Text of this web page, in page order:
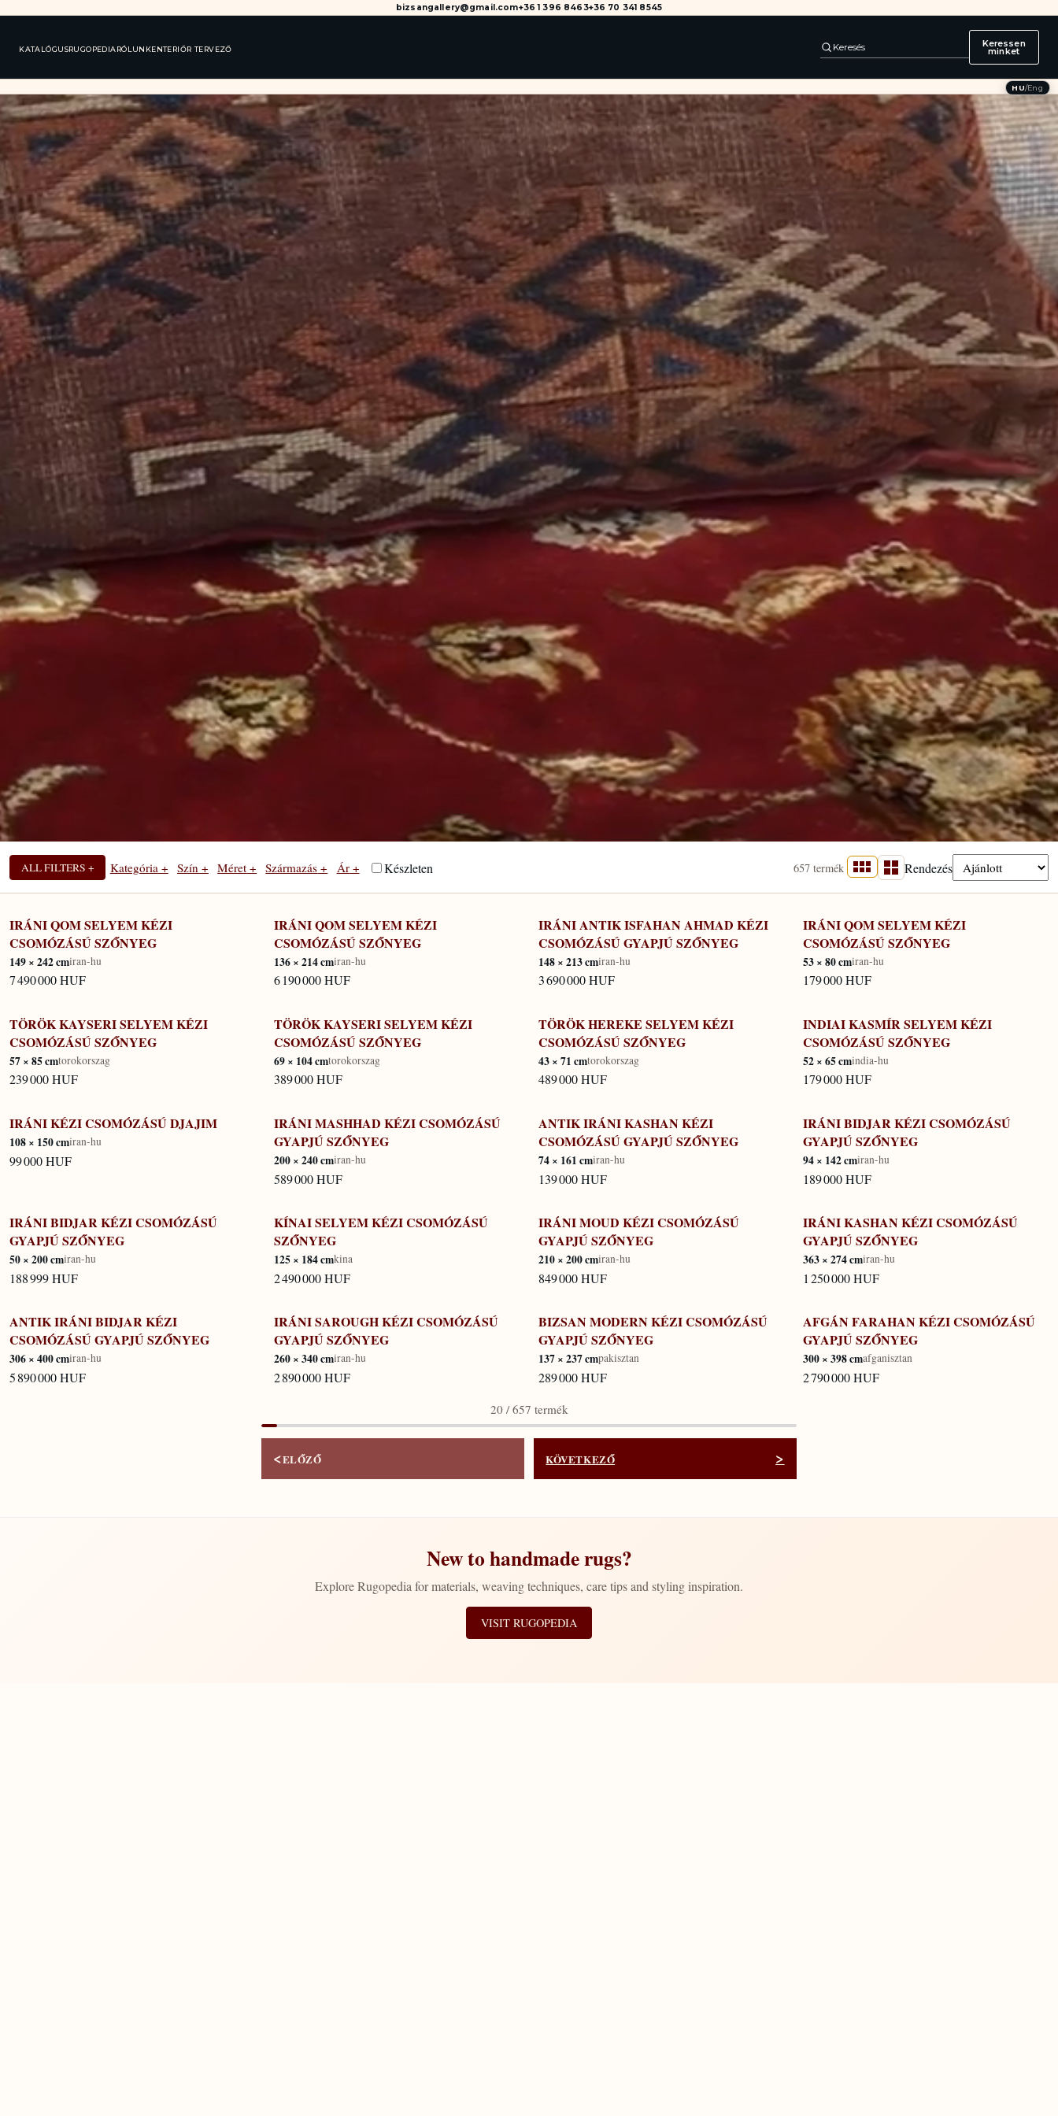
bizsangallery@gmail.com+36 1 396 8463+36 70 341 8545
KATALÓGUSRUGOPEDIARÓLUNKENTERIŐR TERVEZŐ Keresés Keressen
minket
HU/Eng
Shop All
ALL FILTERS + Kategória+ Szín+ Méret + Származás + Ár+ Készleten 657 termék Rendezés
KÉSZLETEN
IRÁNI QOM SELYEM KÉZI
CSOMÓZÁSÚ SZŐNYEG
149 × 242 cmiran-hu
7 490 000 HUF
KÉSZLETEN
IRÁNI QOM SELYEM KÉZI
CSOMÓZÁSÚ SZŐNYEG
136 × 214 cmiran-hu
6 190 000 HUF
KÉSZLETEN
IRÁNI ANTIK ISFAHAN AHMAD KÉZI
CSOMÓZÁSÚ GYAPJÚ SZŐNYEG
148 × 213 cmiran-hu
3 690 000 HUF
KÉSZLETEN
IRÁNI QOM SELYEM KÉZI
CSOMÓZÁSÚ SZŐNYEG
53 × 80 cmiran-hu
179 000 HUF
KÉSZLETEN
TÖRÖK KAYSERI SELYEM KÉZI
CSOMÓZÁSÚ SZŐNYEG
57 × 85 cmtorokorszag
239 000 HUF
KÉSZLETEN
TÖRÖK KAYSERI SELYEM KÉZI
CSOMÓZÁSÚ SZŐNYEG
69 × 104 cmtorokorszag
389 000 HUF
KÉSZLETEN
TÖRÖK HEREKE SELYEM KÉZI
CSOMÓZÁSÚ SZŐNYEG
43 × 71 cmtorokorszag
489 000 HUF
KÉSZLETEN
INDIAI KASMÍR SELYEM KÉZI
CSOMÓZÁSÚ SZŐNYEG
52 × 65 cmindia-hu
179 000 HUF
KÉSZLETEN
IRÁNI KÉZI CSOMÓZÁSÚ DJAJIM
108 × 150 cmiran-hu
99 000 HUF
KÉSZLETEN
IRÁNI MASHHAD KÉZI CSOMÓZÁSÚ
GYAPJÚ SZŐNYEG
200 × 240 cmiran-hu
589 000 HUF
KÉSZLETEN
ANTIK IRÁNI KASHAN KÉZI
CSOMÓZÁSÚ GYAPJÚ SZŐNYEG
74 × 161 cmiran-hu
139 000 HUF
KÉSZLETEN
IRÁNI BIDJAR KÉZI CSOMÓZÁSÚ
GYAPJÚ SZŐNYEG
94 × 142 cmiran-hu
189 000 HUF
KÉSZLETEN
IRÁNI BIDJAR KÉZI CSOMÓZÁSÚ
GYAPJÚ SZŐNYEG
50 × 200 cmiran-hu
188 999 HUF
KÉSZLETEN
KÍNAI SELYEM KÉZI CSOMÓZÁSÚ
SZŐNYEG
125 × 184 cmkina
2 490 000 HUF
KÉSZLETEN
IRÁNI MOUD KÉZI CSOMÓZÁSÚ
GYAPJÚ SZŐNYEG
210 × 200 cmiran-hu
849 000 HUF
KÉSZLETEN
IRÁNI KASHAN KÉZI CSOMÓZÁSÚ
GYAPJÚ SZŐNYEG
363 × 274 cmiran-hu
1 250 000 HUF
KÉSZLETEN
ANTIK IRÁNI BIDJAR KÉZI
CSOMÓZÁSÚ GYAPJÚ SZŐNYEG
306 × 400 cmiran-hu
5 890 000 HUF
KÉSZLETEN
IRÁNI SAROUGH KÉZI CSOMÓZÁSÚ
GYAPJÚ SZŐNYEG
260 × 340 cmiran-hu
2 890 000 HUF
KÉSZLETEN
BIZSAN MODERN KÉZI CSOMÓZÁSÚ
GYAPJÚ SZŐNYEG
137 × 237 cmpakisztan
289 000 HUF
KÉSZLETEN
AFGÁN FARAHAN KÉZI CSOMÓZÁSÚ
GYAPJÚ SZŐNYEG
300 × 398 cmafganisztan
2 790 000 HUF
20 / 657 termék
<ELŐZŐ KÖVETKEZŐ >
New to handmade rugs?
Explore Rugopedia for materials, weaving techniques, care tips and styling inspiration.
VISIT RUGOPEDIA